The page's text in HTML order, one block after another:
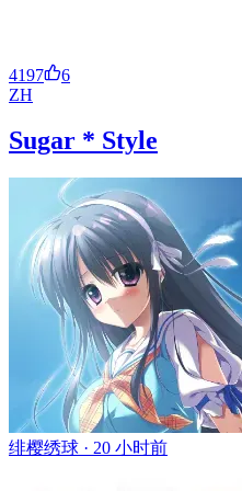
4197
6
ZH
Sugar * Style
绯樱绣球 · 20 小时前